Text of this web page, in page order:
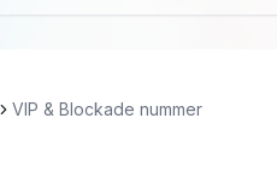
VIP & Blockade nummer